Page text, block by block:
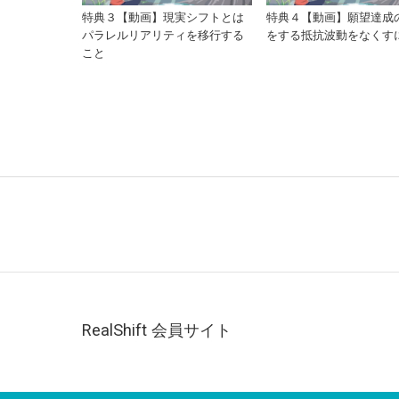
特典３【動画】現実シフトとは
パラレルリアリティを移行する
こと
特典４【動画】願望達成
をする抵抗波動をなくす
RealShift 会員サイト